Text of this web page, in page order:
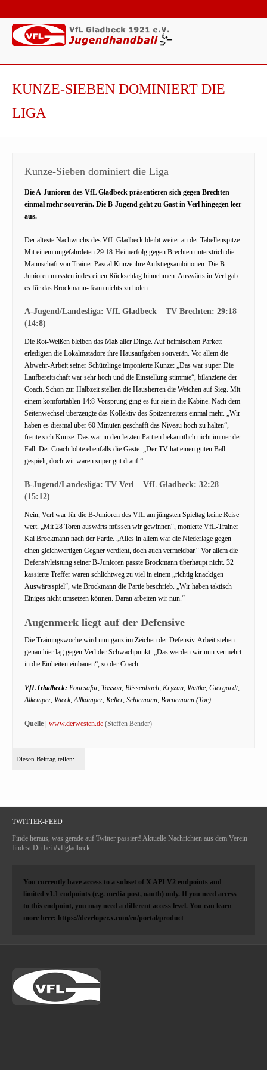
KUNZE-SIEBEN DOMINIERT DIE
LIGA
Kunze-Sieben dominiert die Liga
Die A-Junioren des VfL Gladbeck präsentieren sich gegen Brechten
einmal mehr souverän. Die B-Jugend geht zu Gast in Verl hingegen leer
aus.
Der älteste Nachwuchs des VfL Gladbeck bleibt weiter an der Tabellenspitze.
Mit einem ungefährdeten 29:18-Heimerfolg gegen Brechten unterstrich die
Mannschaft von Trainer Pascal Kunze ihre Aufstiegsambitionen. Die B-
Junioren mussten indes einen Rückschlag hinnehmen. Auswärts in Verl gab
es für das Brockmann-Team nichts zu holen.
A-Jugend/Landesliga: VfL Gladbeck – TV Brechten: 29:18
(14:8)
Die Rot-Weißen bleiben das Maß aller Dinge. Auf heimischem Parkett
erledigten die Lokalmatadore ihre Hausaufgaben souverän. Vor allem die
Abwehr-Arbeit seiner Schützlinge imponierte Kunze: „Das war super. Die
Laufbereitschaft war sehr hoch und die Einstellung stimmte“, bilanzierte der
Coach. Schon zur Halbzeit stellten die Hausherren die Weichen auf Sieg. Mit
einem komfortablen 14:8-Vorsprung ging es für sie in die Kabine. Nach dem
Seitenwechsel überzeugte das Kollektiv des Spitzenreiters einmal mehr. „Wir
haben es diesmal über 60 Minuten geschafft das Niveau hoch zu halten“,
freute sich Kunze. Das war in den letzten Partien bekanntlich nicht immer der
Fall. Der Coach lobte ebenfalls die Gäste: „Der TV hat einen guten Ball
gespielt, doch wir waren super gut drauf.“
B-Jugend/Landesliga: TV Verl – VfL Gladbeck: 32:28
(15:12)
Nein, Verl war für die B-Junioren des VfL am jüngsten Spieltag keine Reise
wert. „Mit 28 Toren auswärts müssen wir gewinnen“, monierte VfL-Trainer
Kai Brockmann nach der Partie. „Alles in allem war die Niederlage gegen
einen gleichwertigen Gegner verdient, doch auch vermeidbar.“ Vor allem die
Defensivleistung seiner B-Junioren passte Brockmann überhaupt nicht. 32
kassierte Treffer waren schlichtweg zu viel in einem „richtig knackigen
Auswärtsspiel“, wie Brockmann die Partie beschrieb. „Wir haben taktisch
Einiges nicht umsetzen können. Daran arbeiten wir nun.“
Augenmerk liegt auf der Defensive
Die Trainingswoche wird nun ganz im Zeichen der Defensiv-Arbeit stehen –
genau hier lag gegen Verl der Schwachpunkt. „Das werden wir nun vermehrt
in die Einheiten einbauen“, so der Coach.
VfL Gladbeck: Poursafar, Tosson, Blissenbach, Kryzun, Wuttke, Giergardt,
Alkemper, Wieck, Allkämper, Keller, Schiemann, Bornemann (Tor).
Quelle | www.derwesten.de (Steffen Bender)
Diesen Beitrag teilen:
TWITTER-FEED
Finde heraus, was gerade auf Twitter passiert! Aktuelle Nachrichten aus dem Verein
findest Du bei #vflgladbeck:
You currently have access to a subset of X API V2 endpoints and
limited v1.1 endpoints (e.g. media post, oauth) only. If you need access
to this endpoint, you may need a different access level. You can learn
more here: https://developer.x.com/en/portal/product